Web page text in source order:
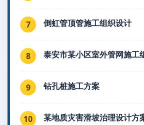
7 倒虹管顶管施工组织设计
8 泰安市某小区室外管网施工
9 钻孔桩施工方案
10 某地质灾害滑坡治理设计方